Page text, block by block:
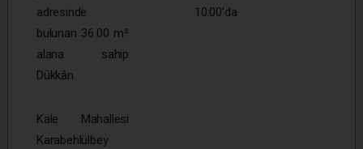
adresinde
bulunan 36.00 m²
alana sahip
Dükkân
10:00’da
Kale Mahallesi
Karabehlülbey